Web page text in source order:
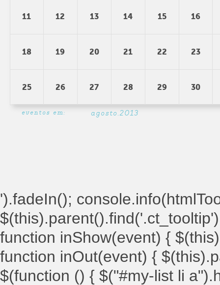
11 12 13 14 15 16
18 19 20 21 22 23
25 26 27 28 29 30
eventos em: agosto.2013
').fadeIn();
function inShow(event) {
function inOut(event) {
$(function () { $("#my-list li